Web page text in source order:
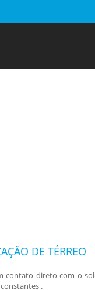
DE TÉRREO
contato direto com o
.